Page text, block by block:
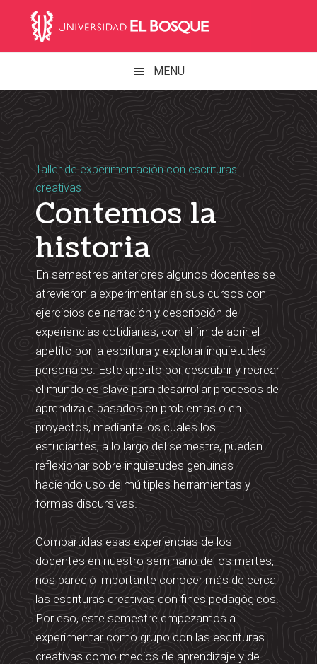
Skip
links
primary
content
Main
navigation
MENU
Taller de experimentación con escrituras
creativas
Contemos la
historia
En semestres anteriores algunos docentes se
atrevieron a experimentar en sus cursos con
ejercicios de narración y descripción de
experiencias cotidianas, con el fin de abrir el
apetito por la escritura y explorar inquietudes
personales. Este apetito por descubrir y recrear
el mundo es clave para desarrollar procesos de
aprendizaje basados en problemas o en
proyectos, mediante los cuales los
estudiantes, a lo largo del semestre, puedan
reflexionar sobre inquietudes genuinas
haciendo uso de múltiples herramientas y
formas discursivas.
Compartidas esas experiencias de los
docentes en nuestro seminario de los martes,
nos pareció importante conocer más de cerca
las escrituras creativas con fines pedagógicos.
Por eso, este semestre empezamos a
experimentar como grupo con las escrituras
creativas como medios de aprendizaje y de